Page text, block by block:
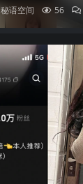
秘语空间 56